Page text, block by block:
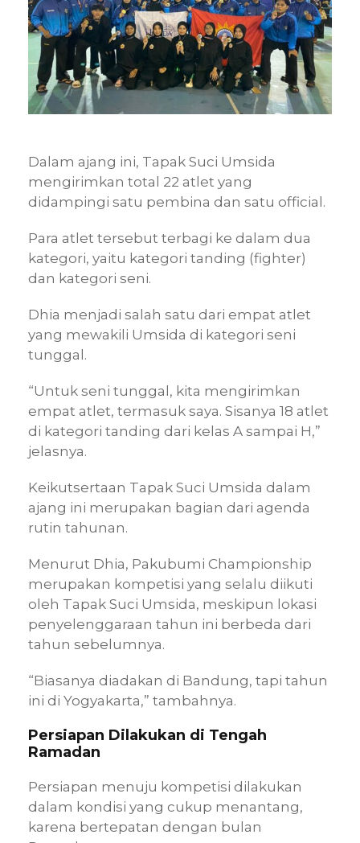
Dalam ajang ini, Tapak Suci Umsida
mengirimkan total 22 atlet yang
didampingi satu pembina dan satu official.
Para atlet tersebut terbagi ke dalam dua
kategori, yaitu kategori tanding (fighter)
dan kategori seni.
Dhia menjadi salah satu dari empat atlet
yang mewakili Umsida di kategori seni
tunggal.
“Untuk seni tunggal, kita mengirimkan
empat atlet, termasuk saya. Sisanya 18 atlet
di kategori tanding dari kelas A sampai H,”
jelasnya.
Keikutsertaan Tapak Suci Umsida dalam
ajang ini merupakan bagian dari agenda
rutin tahunan.
Menurut Dhia, Pakubumi Championship
merupakan kompetisi yang selalu diikuti
oleh Tapak Suci Umsida, meskipun lokasi
penyelenggaraan tahun ini berbeda dari
tahun sebelumnya.
“Biasanya diadakan di Bandung, tapi tahun
ini di Yogyakarta,” tambahnya.
Persiapan Dilakukan di Tengah
Ramadan
Persiapan menuju kompetisi dilakukan
dalam kondisi yang cukup menantang,
karena bertepatan dengan bulan